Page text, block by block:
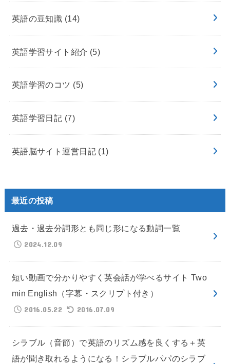
英語の豆知識 (14)
英語学習サイト紹介 (5)
英語学習のコツ (5)
英語学習日記 (7)
英語脳サイト運営日記 (1)
最近の投稿
過去・過去分詞形とも同じ形になる動詞一覧
2024.12.09
短い動画で分かりやすく英会話が学べるサイト Two
min English（字幕・スクリプト付き）
2016.05.22
2016.07.09
シラブル（音節）で英語のリズム感を良くする＋英
語が聞き取れるようになる！シラブルパパのシラブ